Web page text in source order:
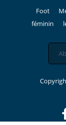
Foot
féminin